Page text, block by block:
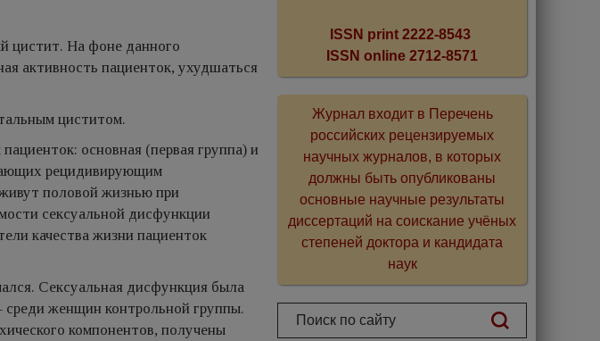
цистит. На фоне данного
активность пациенток, ухудшаться
циститом.
основная (первая группа) и
рецидивирующим
половой жизнью при
сексуальной дисфункции
качества жизни пациенток
Сексуальная дисфункция была
среди женщин контрольной группы.
компонентов, получены
ISSN print 2222-8543
ISSN online 2712-8571
Журнал входит в Перечень
российских рецензируемых
научных журналов, в которых
должны быть опубликованы
основные научные результаты
диссертаций на соискание учёных
степеней доктора и кандидата
наук